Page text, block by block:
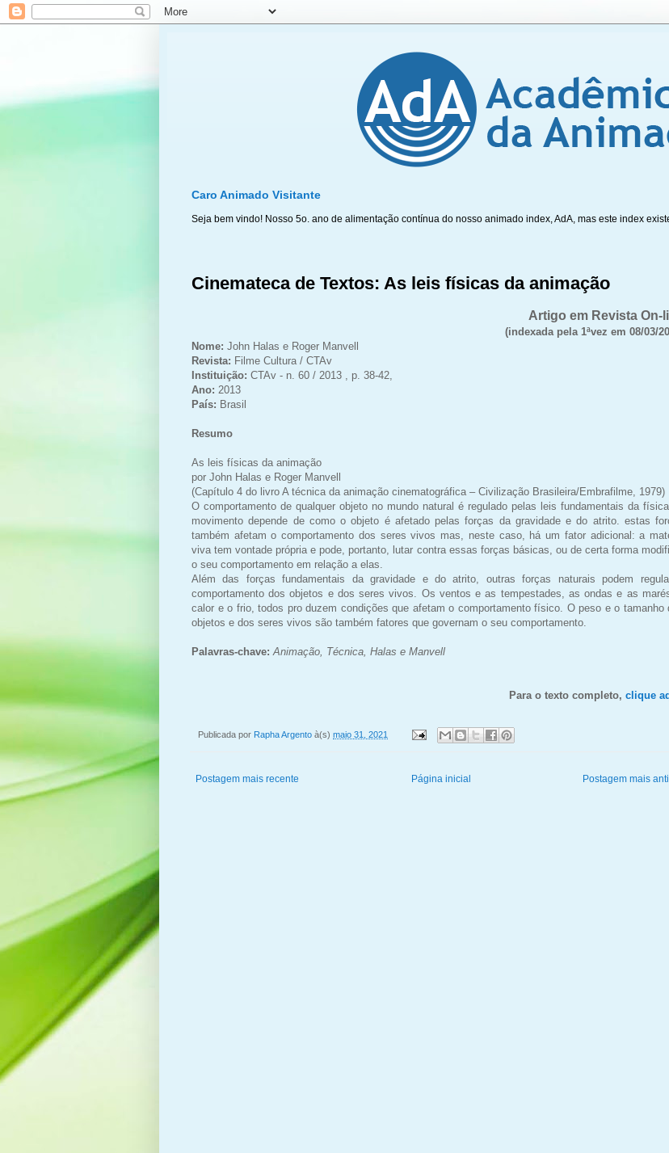
Caro Animado Visitante
Seja bem vindo! Nosso 5o. ano de alimentação contínua do nosso animado index, AdA, mas este index
Cinemateca de Textos: As leis físicas da animação
Artigo em Revista On-
(indexada pela 1ªvez em 08/03/
Nome: John Halas e Roger Manvell
Revista: Filme Cultura / CTAv
Instituição: CTAv - n. 60 / 2013 , p. 38-42,
Ano: 2013
País: Brasil
Resumo
As leis físicas da animação
por John Halas e Roger Manvell
(Capítulo 4 do livro A técnica da animação cinematográfica – Civilização Brasileira/Embrafilme, 1979)
O comportamento de qualquer objeto no mundo natural é regulado pelas leis fundamentais da
movimento depende de como o objeto é afetado pelas forças da gravidade e do atrito. estas
também afetam o comportamento dos seres vivos mas, neste caso, há um fator adicional: a
viva tem vontade própria e pode, portanto, lutar contra essas forças básicas, ou de certa forma
o seu comportamento em relação a elas.
Além das forças fundamentais da gravidade e do atrito, outras forças naturais podem
comportamento dos objetos e dos seres vivos. Os ventos e as tempestades, as ondas e as
calor e o frio, todos pro duzem condições que afetam o comportamento físico. O peso e o tamanho
objetos e dos seres vivos são também fatores que governam o seu comportamento.
Palavras-chave: Animação, Técnica, Halas e Manvell
Para o texto completo, clique
Publicada por Rapha Argento à(s) maio 31, 2021
Postagem mais recente Postagem mais
Página inicial